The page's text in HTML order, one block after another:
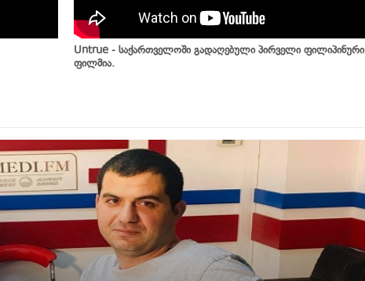
Untrue - საქართველოში გადაღებული პირველი ფილიპინური
ფილმია.